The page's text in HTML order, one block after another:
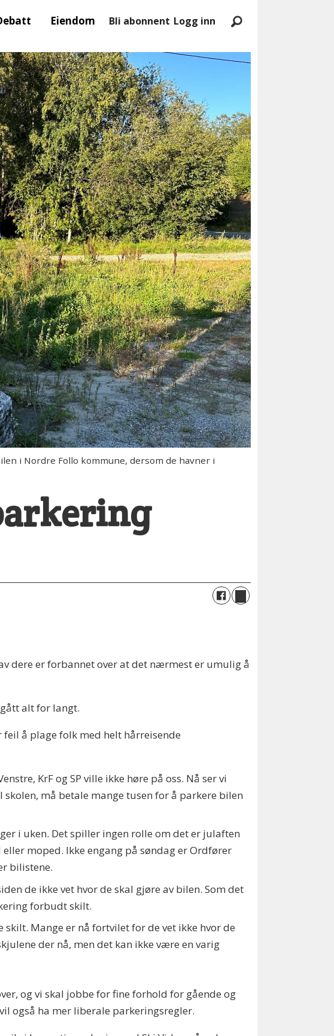
Eiendom Bli abonnent Logg inn
i Nordre Follo kommune, dersom de havner i
dere er forbannet over at det nærmest er umulig å
alt for langt.
å plage folk med helt hårreisende
KrF og SP ville ikke høre på oss. Nå ser vi
må betale mange tusen for å parkere bilen
i uken. Det spiller ingen rolle om det er julaften
moped. Ikke engang på søndag er Ordfører
bilistene.
de ikke vet hvor de skal gjøre av bilen. Som det
forbudt skilt.
Mange er nå fortvilet for de vet ikke hvor de
der nå, men det kan ikke være en varig
og vi skal jobbe for fine forhold for gående og
også ha mer liberale parkeringsregler.